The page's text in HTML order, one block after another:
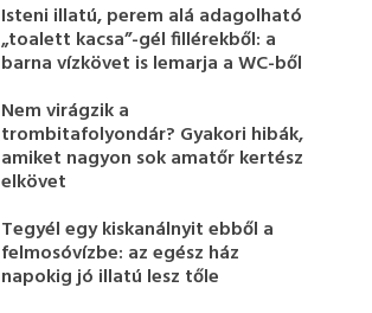
Isteni illatú, perem alá adagolható
„toalett kacsa”-gél fillérekből: a
barna vízkövet is lemarja a WC-ből
Nem virágzik a
trombitafolyondár? Gyakori hibák,
amiket nagyon sok amatőr kertész
elkövet
Tegyél egy kiskanálnyit ebből a
felmosóvízbe: az egész ház
napokig jó illatú lesz tőle